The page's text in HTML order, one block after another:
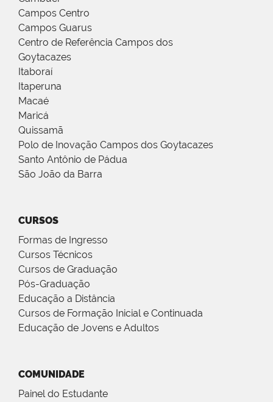
Campos Centro
Campos Guarus
Centro de Referência Campos dos
Goytacazes
Itaboraí
Itaperuna
Macaé
Maricá
Quissamã
Polo de Inovação Campos dos Goytacazes
Santo Antônio de Pádua
São João da Barra
CURSOS
Formas de Ingresso
Cursos Técnicos
Cursos de Graduação
Pós-Graduação
Educação a Distância
Cursos de Formação Inicial e Continuada
Educação de Jovens e Adultos
COMUNIDADE
Painel do Estudante